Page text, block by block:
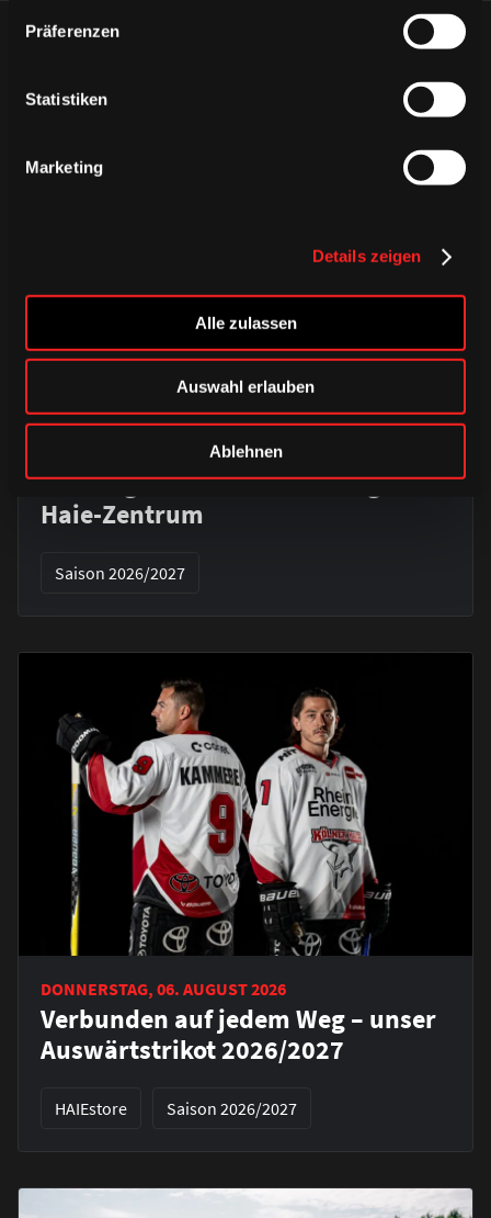
Präferenzen
Statistiken
Marketing
Details zeigen
Alle zulassen
Auswahl erlauben
Ablehnen
DONNERSTAG, 06. AUGUST 2026
Alle Infos zum öffentlichen
Trainingsauftakt am Sonntag im
Haie-Zentrum
Saison 2026/2027
DONNERSTAG, 06. AUGUST 2026
Verbunden auf jedem Weg – unser
Auswärtstrikot 2026/2027
HAIEstore Saison 2026/2027